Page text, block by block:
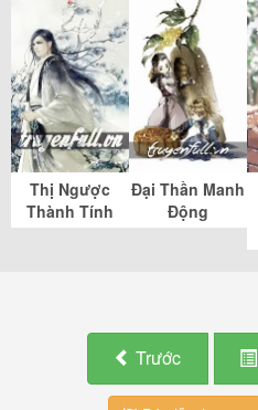
Thị Ngược
Thành Tính
Đại Thần Manh
Động
Trước